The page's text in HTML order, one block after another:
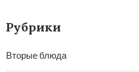
Рубрики
Вторые блюда